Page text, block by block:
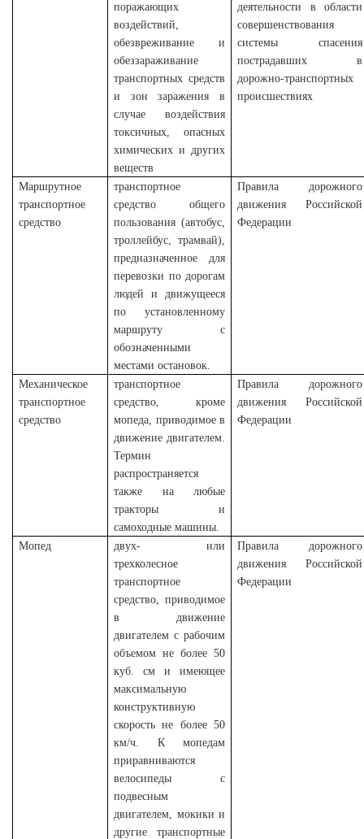
поражающих
воздействий,
обезвреживание и
обеззараживание
транспортных средств
и зон заражения в
случае воздействия
токсичных, опасных
химических и других
веществ
деятельности в области
совершенствования
системы спасения
пострадавших в
дорожно-транспортных
происшествиях
Маршрутное
транспортное
средство
транспортное
средство общего
пользования (автобус,
троллейбус, трамвай),
предназначенное для
перевозки по дорогам
людей и движущееся
по установленному
маршруту с
обозначенными
местами остановок.
Правила дорожного
движения Российской
Федерации
Механическое
транспортное
средство
транспортное
средство, кроме
мопеда, приводимое в
движение двигателем.
Термин
распространяется
также на любые
тракторы и
самоходные машины.
Правила дорожного
движения Российской
Федерации
Мопед
двух- или
трехколесное
транспортное
средство, приводимое
в движение
двигателем с рабочим
объемом не более 50
куб. см и имеющее
максимальную
конструктивную
скорость не более 50
км/ч. К мопедам
приравниваются
велосипеды с
подвесным
двигателем, мокики и
другие транспортные
Правила дорожного
движения Российской
Федерации